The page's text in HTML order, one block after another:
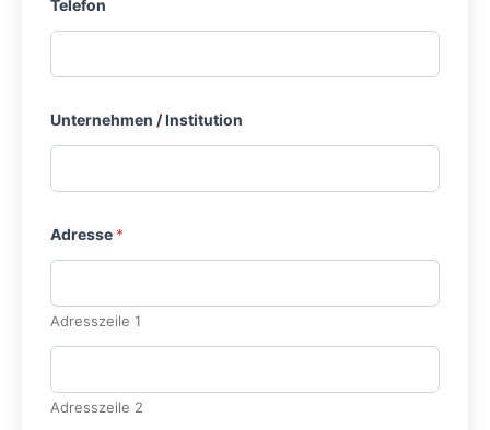
Telefon
Unternehmen / Institution
Adresse *
Adresszeile 1
Adresszeile 2